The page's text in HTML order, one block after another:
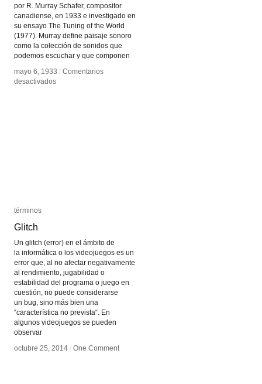
por R. Murray Schafer, compositor
canadiense, en 1933 e investigado en
su ensayo The Tuning of the World
(1977). Murray define paisaje sonoro
como la colección de sonidos que
podemos escuchar y que componen
mayo 6, 1933 / Comentarios
desactivadosen
mayo 6, 1933 / Comentarios
desactivadosen
términos
Glitch
Un glitch (error) en el ámbito de
la informática o los videojuegos es un
error que, al no afectar negativamente
al rendimiento, jugabilidad o
estabilidad del programa o juego en
cuestión, no puede considerarse
un bug, sino más bien una
“característica no prevista“. En
algunos videojuegos se pueden
observar
octubre 25, 2014 / One Comment
términos
Glitch
octubre 25, 2014 / One Comment